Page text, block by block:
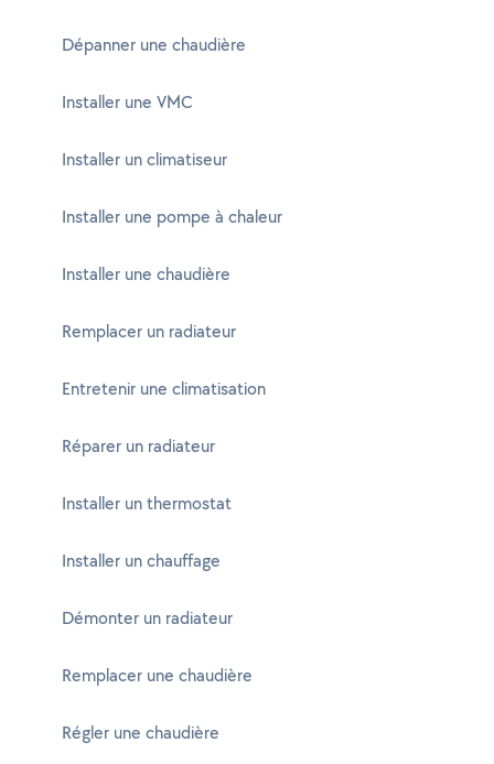
Dépanner une chaudière
Installer une VMC
Installer un climatiseur
Installer une pompe à chaleur
Installer une chaudière
Remplacer un radiateur
Entretenir une climatisation
Réparer un radiateur
Installer un thermostat
Installer un chauffage
Démonter un radiateur
Remplacer une chaudière
Régler une chaudière